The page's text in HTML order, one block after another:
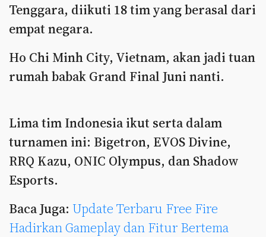
Tenggara, diikuti 18 tim yang berasal dari
empat negara.
Ho Chi Minh City, Vietnam, akan jadi tuan
rumah babak Grand Final Juni nanti.
Lima tim Indonesia ikut serta dalam
turnamen ini: Bigetron, EVOS Divine,
RRQ Kazu, ONIC Olympus, dan Shadow
Esports.
Baca Juga: Update Terbaru Free Fire
Hadirkan Gameplay dan Fitur Bertema